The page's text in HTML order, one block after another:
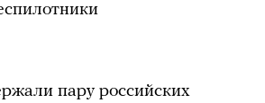
пару российских